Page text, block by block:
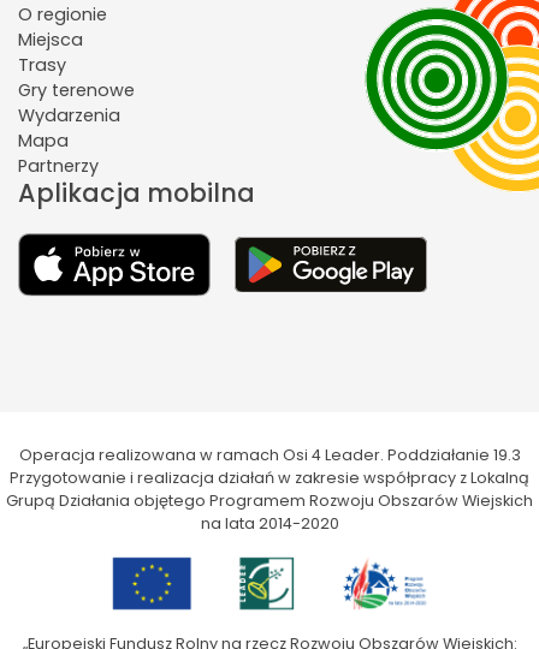
O regionie
Miejsca
Trasy
Gry terenowe
Wydarzenia
Mapa
Partnerzy
Aplikacja mobilna
Operacja realizowana w ramach Osi 4 Leader. Poddziałanie 19.3
Przygotowanie i realizacja działań w zakresie współpracy z Lokalną
Grupą Działania objętego Programem Rozwoju Obszarów Wiejskich
na lata 2014-2020
„Europejski Fundusz Rolny na rzecz Rozwoju Obszarów Wiejskich: